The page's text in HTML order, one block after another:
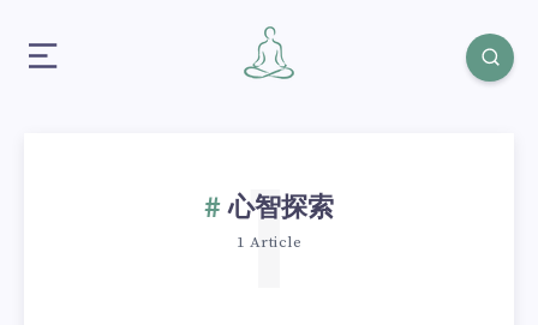
心智探索
1 Article
1